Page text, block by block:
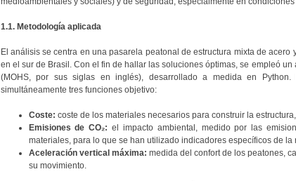
1.1. Metodología aplicada
El análisis se centra en una pasarela peatonal de estructura mixta de
en el sur de Brasil. Con el fin de hallar las soluciones óptimas, se empleó
(MOHS, por sus siglas en inglés), desarrollado a medida en
simultáneamente tres funciones objetivo:
Coste: coste de los materiales necesarios para construir la
Emisiones de CO₂: el impacto ambiental, medido por las
materiales, para lo que se han utilizado indicadores específicos de la
Aceleración vertical máxima: medida del confort de los peatones,
su movimiento.